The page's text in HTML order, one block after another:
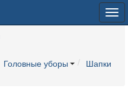
Головные уборы
Шапки